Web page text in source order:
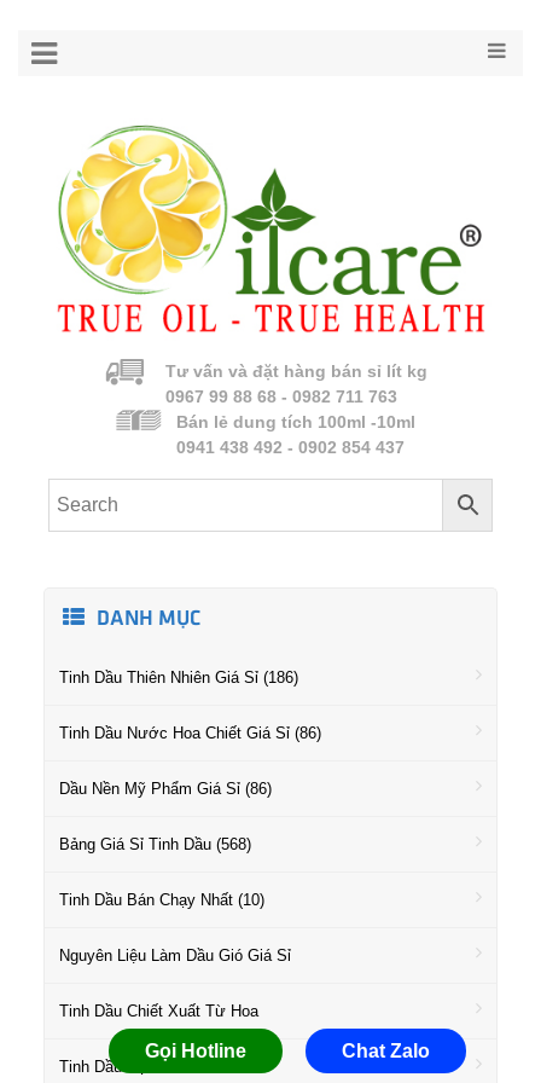
Tư vấn và đặt hàng bán sỉ lít kg
0967 99 88 68 - 0982 711 763
Bán lẻ dung tích 100ml -10ml
0941 438 492 - 0902 854 437
DANH MỤC
Tinh Dầu Thiên Nhiên Giá Sỉ (186)
Tinh Dầu Nước Hoa Chiết Giá Sỉ (86)
Dầu Nền Mỹ Phẩm Giá Sỉ (86)
Bảng Giá Sỉ Tinh Dầu (568)
Tinh Dầu Bán Chạy Nhất (10)
Nguyên Liệu Làm Dầu Gió Giá Sỉ
Tinh Dầu Chiết Xuất Từ Hoa
Tinh Dầu Họ Gỗ Giá Sỉ
Gọi Hotline Chat Zalo